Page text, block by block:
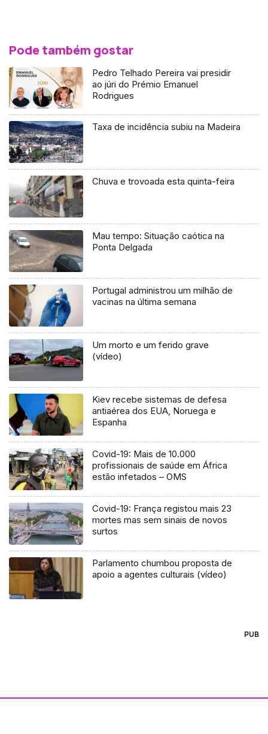
Pode também gostar
Pedro Telhado Pereira vai presidir
ao júri do Prémio Emanuel
Rodrigues
Taxa de incidência subiu na Madeira
Chuva e trovoada esta quinta-feira
Mau tempo: Situação caótica na
Ponta Delgada
Portugal administrou um milhão de
vacinas na última semana
Um morto e um ferido grave
(vídeo)
Kiev recebe sistemas de defesa
antiaérea dos EUA, Noruega e
Espanha
Covid-19: Mais de 10.000
profissionais de saúde em África
estão infetados – OMS
Covid-19: França registou mais 23
mortes mas sem sinais de novos
surtos
Parlamento chumbou proposta de
apoio a agentes culturais (vídeo)
PUB